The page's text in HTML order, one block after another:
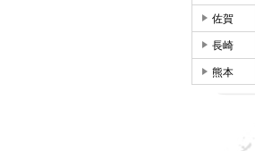
佐賀
長崎
熊本